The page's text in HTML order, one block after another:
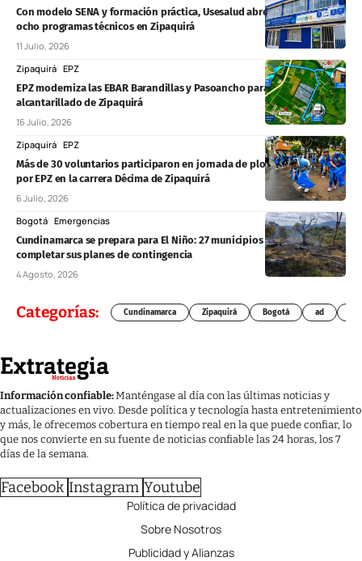
Con modelo SENA y formación práctica, Usesalud abre matrículas para
ocho programas técnicos en Zipaquirá
11 Julio, 2026
Zipaquirá EPZ
EPZ moderniza las EBAR Barandillas y Pasoancho para mejorar el
alcantarillado de Zipaquirá
16 Julio, 2026
Zipaquirá EPZ
Más de 30 voluntarios participaron en jornada de plogging liderada
por EPZ en la carrera Décima de Zipaquirá
6 Julio, 2026
Bogotá Emergencias
Cundinamarca se prepara para El Niño: 27 municipios aún deben
completar sus planes de contingencia
4 Agosto, 2026
Categorías: Cundinamarca Zipaquirá Bogotá ad
Información confiable:Manténgase al día con las últimas noticias y
actualizaciones en vivo. Desde política y tecnología hasta entretenimiento
y más, le ofrecemos cobertura en tiempo real en la que puede confiar, lo
que nos convierte en su fuente de noticias confiable las 24 horas, los 7
días de la semana.
Facebook Instagram Youtube
Política de privacidad
Sobre Nosotros
Publicidad y Alianzas